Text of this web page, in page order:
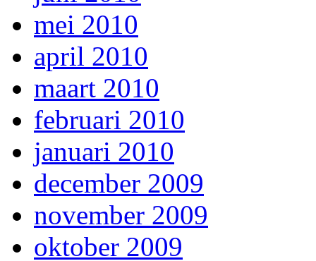
mei 2010
april 2010
maart 2010
februari 2010
januari 2010
december 2009
november 2009
oktober 2009